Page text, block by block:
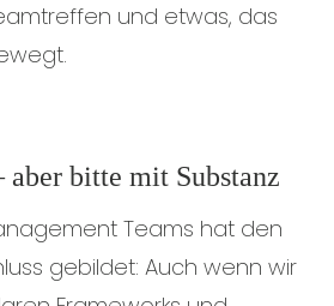
und etwas, das
bitte mit Substanz
Teams hat den
gebildet: Auch wenn wir